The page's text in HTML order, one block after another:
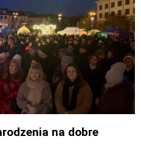
na dobre